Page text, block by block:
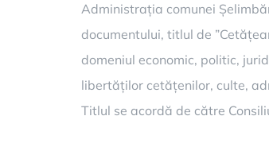
Administrația comunei
documentului, titlul de
domeniul economic, politic,
libertăților cetățenilor, culte,
Titlul se acordă de către